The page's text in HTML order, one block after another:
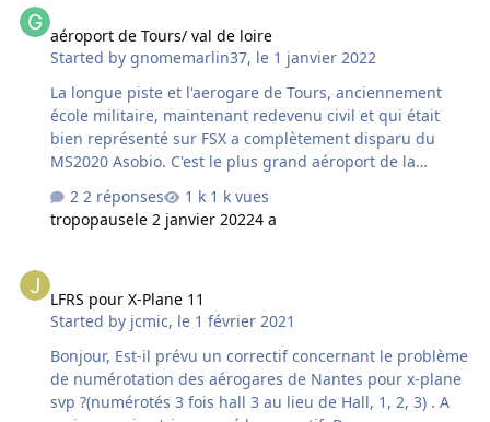
aéroport de Tours/ val de loire
Started bygnomemarlin37, le 1 janvier 2022
La longue piste et l'aerogare de Tours, anciennement
école militaire, maintenant redevenu civil et qui était
bien représenté sur FSX a complètement disparu du
MS2020 Asobio. C'est le plus grand aéroport de la
région, utilisé par Ryanair et bien localisé Google (earth
et map), s'est volatilisé chez Bing et Microsoft. France
VFR va-t-il bientôt redonner vie à cette belle piste
2 réponses
1 k vues
tropopausele 2 janvier 20224 a
LFRS pour X-Plane 11
Started by jcmic, le 1 février 2021
Bonjour, Est-il prévu un correctif concernant le problème
de numérotation des aérogares de Nantes pour x-plane
svp ?(numérotés 3 fois hall 3 au lieu de Hall, 1, 2, 3) . A